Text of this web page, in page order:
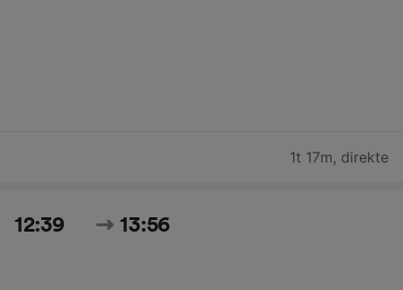
1t 17m, direkte
12:39 13:56